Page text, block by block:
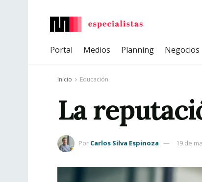
Portal Medios Planning Negocios
Inicio Educación
La
Por Carlos Silva Espinoza 19 de